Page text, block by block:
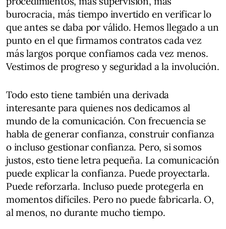
burocracia, más tiempo invertido en verificar lo
que antes se daba por válido. Hemos llegado a un
punto en el que firmamos contratos cada vez
más largos porque confiamos cada vez menos.
Vestimos de progreso y seguridad a la involución.
Todo esto tiene también una derivada
interesante para quienes nos dedicamos al
mundo de la comunicación. Con frecuencia se
habla de generar confianza, construir confianza
o incluso gestionar confianza. Pero, si somos
justos, esto tiene letra pequeña. La comunicación
puede explicar la confianza. Puede proyectarla.
Puede reforzarla. Incluso puede protegerla en
momentos difíciles. Pero no puede fabricarla. O,
al menos, no durante mucho tiempo.